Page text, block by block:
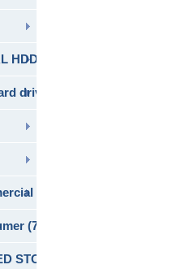
HDD & SSD
drive
(7)
STORAGE ( NAS ) (7)